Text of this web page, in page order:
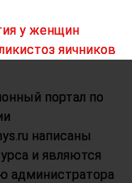
написаны
и являются
администратора